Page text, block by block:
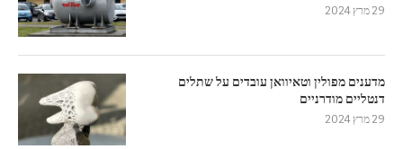
29 מרץ 2024
מדענים מפולין וטאיוואן עובדים על שתלים
דנטליים מודרניים
29 מרץ 2024